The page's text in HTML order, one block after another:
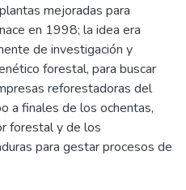
mejoradas para
en 1998; la idea era
de investigación y
forestal, para buscar
reforestadoras del
a finales de los ochentas,
forestal y de los
para gestar procesos de